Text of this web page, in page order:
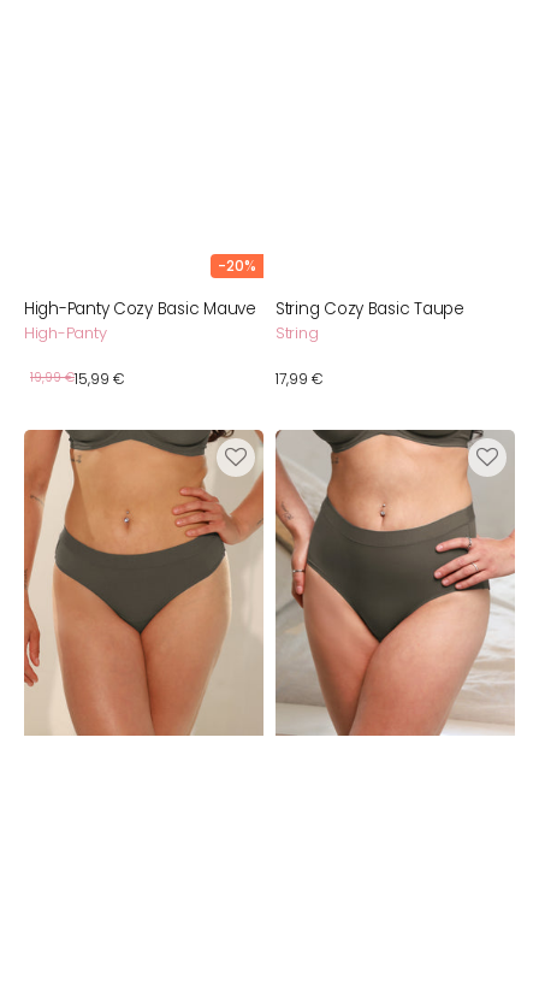
-20%
High-Panty Cozy Basic Mauve
High-Panty
Normaler
19,99 €
Verkaufspreis
15,99 €
String Cozy Basic Taupe
String
Normaler
17,99 €
String
Cozy
Basic
Olive
High-
Panty
Cozy
Basic
Olive